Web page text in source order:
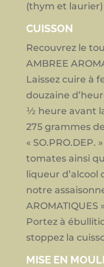
(thym et
CUISSON
Recouvrez le
AMBREE
Laissez cuire à
douzaine
½ heure avant
275 grammes
« SO.PRO.DEP.
tomates ainsi
liqueur
notre
AROMATIQUES
Portez à
stoppez la
MISE EN